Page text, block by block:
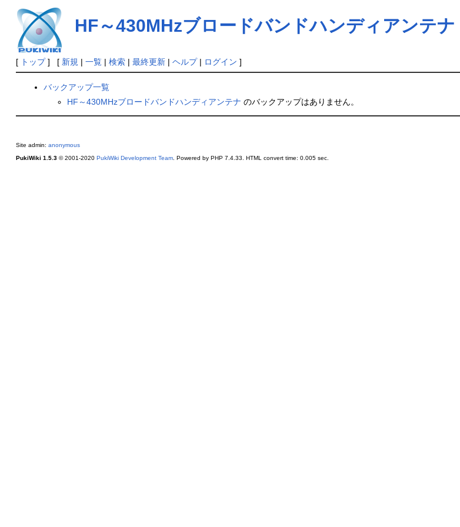
HF～430MHzブロードバンドハンディアンテナ
[ トップ] [ 新規 | 一覧| 検索| 最終更新| ヘルプ| ログイン ]
バックアップ一覧
HF～430MHzブロードバンドハンディアンテナ のバックアップはありません。
Site admin: anonymous
PukiWiki 1.5.3© 2001-2020 PukiWiki Development Team. Powered by PHP 7.4.33. HTML convert time: 0.005 sec.